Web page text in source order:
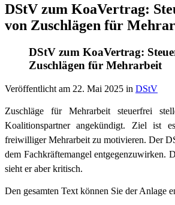
DStV zum KoaVertrag:
von Zuschlägen für
DStV zum KoaVertrag:
Zuschlägen für Mehrarbeit
Veröffentlicht am 22. Mai 2025 in DStV
Zuschläge für Mehrarbeit steuerfrei
Koalitionspartner angekündigt. Ziel ist
freiwilliger Mehrarbeit zu motivieren. Der
dem Fachkräftemangel entgegenzuwirken.
sieht er aber kritisch.
Den gesamten Text können Sie der Anlage